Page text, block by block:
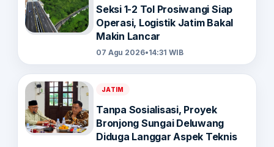
Seksi 1-2 Tol Prosiwangi Siap
Operasi, Logistik Jatim Bakal
Makin Lancar
07 Agu 2026•14:31 WIB
JATIM
Tanpa Sosialisasi, Proyek
Bronjong Sungai Deluwang
Diduga Langgar Aspek Teknis